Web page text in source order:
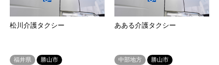
松川介護タクシー
福井県 勝山市
あある介護タクシー
中部地方 勝山市